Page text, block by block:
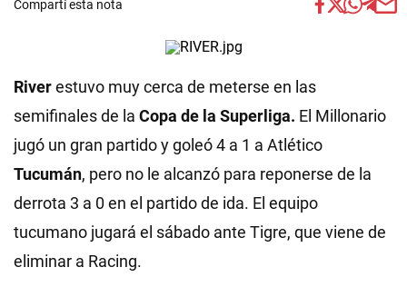
Compartí esta nota
Riverestuvo muy cerca de meterse en las
semifinales de la Copa de la Superliga. El Millonario
jugó un gran partido y goleó 4 a 1 a Atlético
Tucumán, pero no le alcanzó para reponerse de la
derrota 3 a 0 en el partido de ida. El equipo
tucumano jugará el sábado ante Tigre, que viene de
eliminar a Racing.